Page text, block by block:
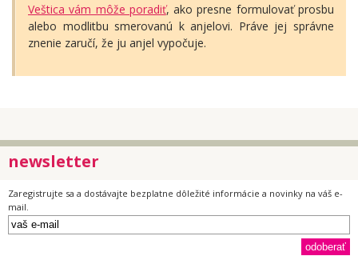
Veštica vám môže poradiť, ako presne formulovať prosbu
alebo modlitbu smerovanú k anjelovi. Práve jej správne
znenie zaručí, že ju anjel vypočuje.
newsletter
Zaregistrujte sa a dostávajte bezplatne dôležité informácie a novinky na váš e-
mail.